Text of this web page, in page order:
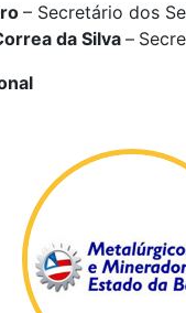
– Secretário dos
da Silva–